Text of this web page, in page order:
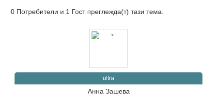
0 Потребители и 1 Гост преглежда(т) тази тема.
ultra
Анна Зашева